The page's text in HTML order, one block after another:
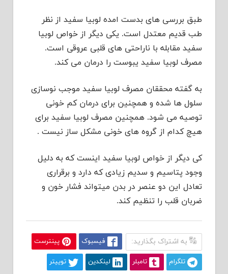
طبق بررسی های بدست امده لوبیا سفید از نظر
طب قدیم معتدل است.‏ یکی دیگر از خواص لوبیا
سفید مقابله با ناراحتی های قلبی عروقی است.
مصرف لوبیا سفید یبوست را درمان می کند.
به گفته محققان مصرف لوبیا سفید موجب نوسازی
سلول ها شده و همچنین برای درمان کم خونی
توصیه می شود. همچنین مصرف لوبیا سفید برای
هیچ کدام از گروه های خونی مشکل ساز نیست .
کی دیگر از خواص لوبیا سفید اینست که به دلیل
وجود پتاسیم و سدیم زیادی که دارد و برقراری
تعادل این دو ‏عنصر در بدن میتواند فشار خون و
ضربان قلب را تنظیم کند.
به اشتراک بگذارید: فیسبوک پینترست
تلگرام تامبلر لینکدین توییتر